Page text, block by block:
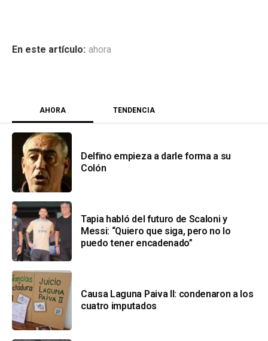
ahora
AHORA TENDENCIA
Delfino empieza a darle forma a su
Colón
Tapia habló del futuro de Scaloni y
Messi: “Quiero que siga, pero no lo
puedo tener encadenado”
Causa Laguna Paiva II: condenaron a los
cuatro imputados